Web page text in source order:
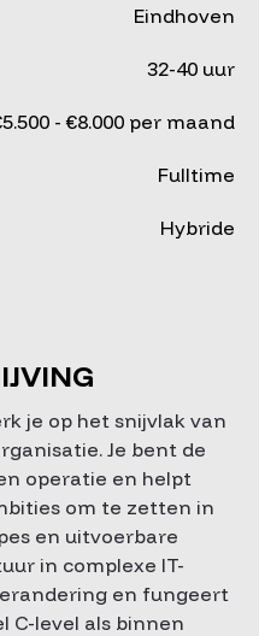
Eindhoven
32-40 uur
- €8.000 per maand
Fulltime
Hybride
je op het snijvlak van
Je bent de
operatie en helpt
om te zetten in
en uitvoerbare
in complexe IT-
en fungeert
C-level als binnen